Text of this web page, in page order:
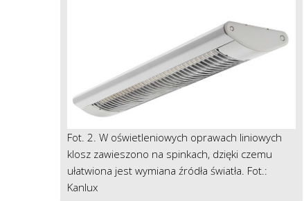
Fot. 2. W oświetleniowych oprawach liniowych
klosz zawieszono na spinkach, dzięki czemu
ułatwiona jest wymiana źródła światła. Fot.:
Kanlux